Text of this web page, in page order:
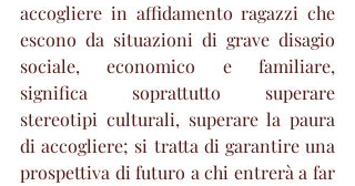
accogliere in affidamento ragazzi che
escono da situazioni di grave disagio
sociale, economico e familiare,
significa soprattutto superare
stereotipi culturali, superare la paura
di accogliere; si tratta di garantire una
prospettiva di futuro a chi entrerà a far